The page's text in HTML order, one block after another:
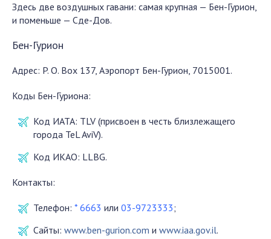
Здесь две воздушных гавани: самая крупная — Бен-Гурион,
и поменьше — Сде-Дов.
Бен-Гурион
Адрес: P. O. Box 137, Аэропорт Бен-Гурион, 7015001.
Коды Бен-Гуриона:
Код ИАТА: TLV (присвоен в честь близлежащего
города TeL AviV).
Код ИКАО: LLBG.
Контакты:
Телефон: * 6663 или 03-9723333;
Сайты: www.ben-gurion.com и www.iaa.gov.il.